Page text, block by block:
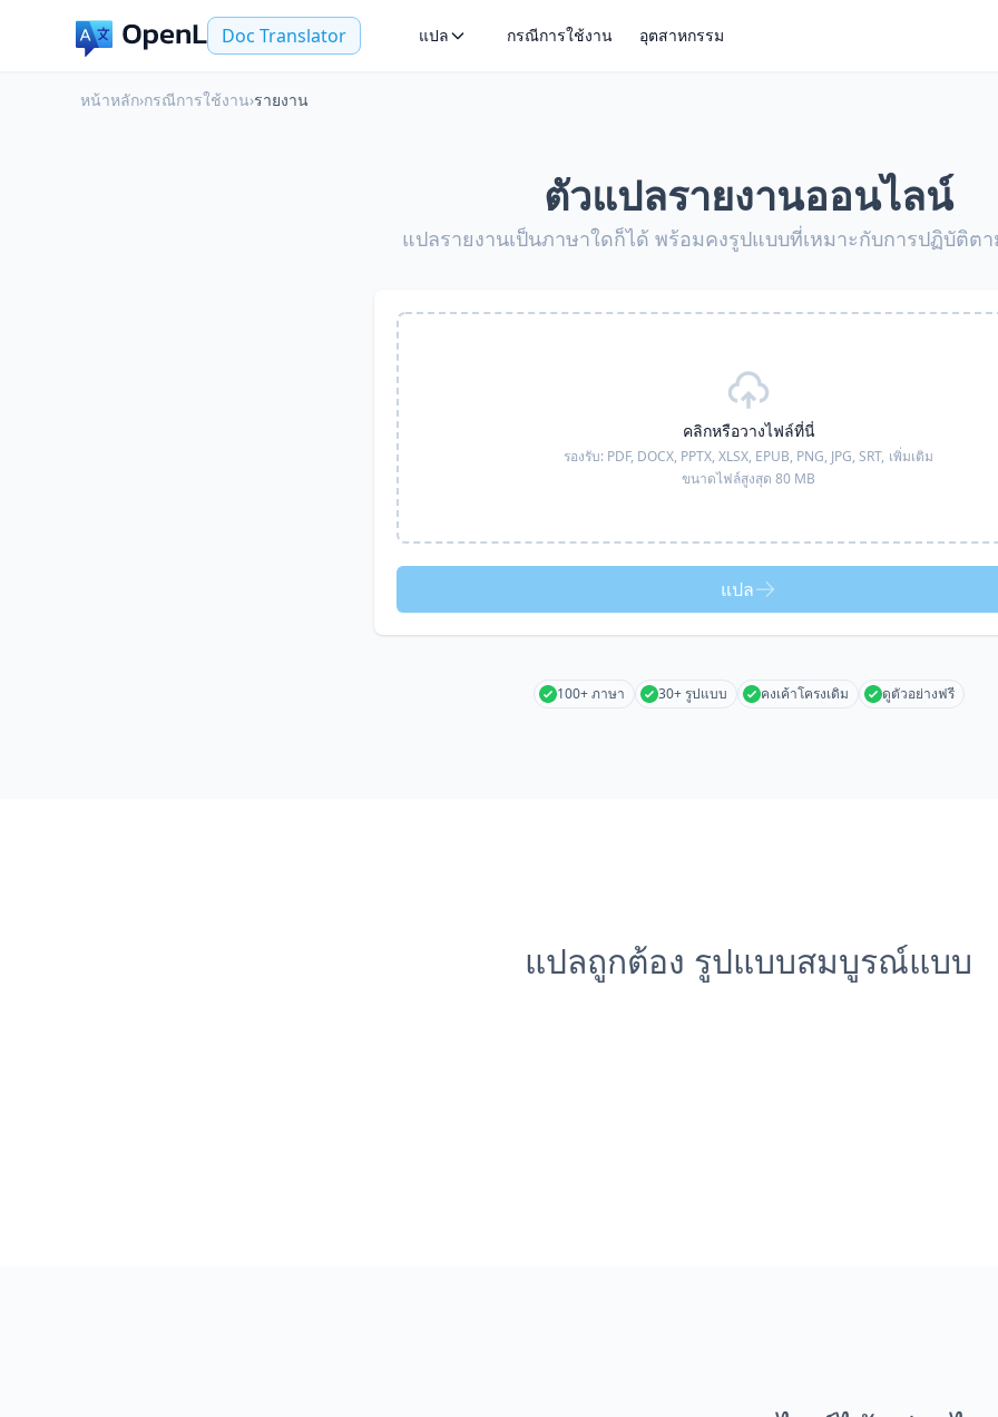
Doc Translator แปล กรณีการใช้งาน อุตสาหกรรม
หน้าหลัก›กรณีการใช้งาน›รายงาน
ตัวแปลรายงานออนไลน์
แปลรายงานเป็นภาษาใดก็ได้ พร้อมคงรูปแบบที่เหมาะกับการปฏิบัติต
คลิกหรือวางไฟล์ที่นี่
รองรับ: PDF, DOCX, PPTX, XLSX, EPUB, PNG, JPG, SRT, เพิ่มเติม
ขนาดไฟล์สูงสุด 80 MB
แปล
100+ ภาษา 30+ รูปแบบ คงเค้าโครงเดิม ดูตัวอย่างฟรี
แปลถูกต้อง รูปแบบสมบูรณ์แบบ